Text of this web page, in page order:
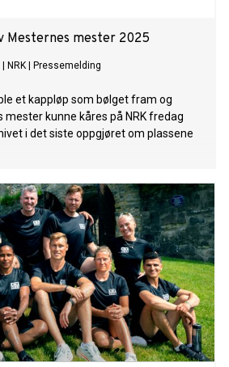
Mesternes mester 2025
NRK Pressemelding
et kappløp som bølget fram og
kunne kåres på NRK fredag
i det siste oppgjøret om plassene